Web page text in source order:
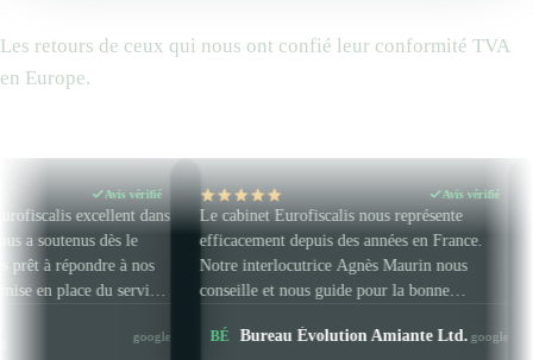
Les retours de ceux qui nous ont confié leur conformité TVA
en Europe.
dans
le
nos
Le cabinet Eurofiscalis nous représente
efficacement depuis des années en France.
Notre interlocutrice Agnès Maurin nous
conseille et nous guide pour la bonne
conseillons vivement ce cabinet comptable.
Bureau Évolution Amiante Ltd.google
Cabinet à notre
Amazon dans
équipe. Ils
OSS / ES / IT
LG Laetitia
TVA